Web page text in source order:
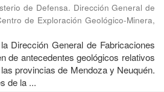
de Defensa. Dirección General de
de Exploración Geológico-Minera,
Dirección General de Fabricaciones
de antecedentes geológicos relativos
provincias de Mendoza y Neuquén.
de la ...